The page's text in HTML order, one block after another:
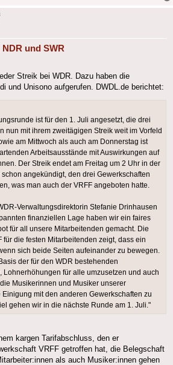
und SWR
Streik bei WDR. Dazu haben die
und Unisono aufgerufen. DWDL.de berichtet:
ist für den 1. Juli angesetzt, die drei
nun mit ihrem zweitägigen Streik weit im Vorfeld
am Mittwoch als auch am Donnerstag ist
Arbeitsausstände mit Auswirkungen auf
Der Streik endet am Freitag um 2 Uhr in der
schon angekündigt, den drei Gewerkschaften
was man auch der VRFF angeboten hatte.
Verwaltungsdirektorin Stefanie Drinhausen
finanziellen Lage haben wir ein faires
für all unsere Mitarbeitenden gemacht. Die
für die festen Mitarbeitenden zeigt, dass ein
sich beide Seiten aufeinander zu bewegen.
der für den WDR bestehenden
Lohnerhöhungen für alle umzusetzen und auch
Musikerinnen und Musiker unserer
mit den anderen Gewerkschaften zu
gehen wir in die nächste Runde am 1. Juli."
kargen Tarifabschluss, den er
VRFF getroffen hat, die Belegschaft
als auch Musiker:innen gehen